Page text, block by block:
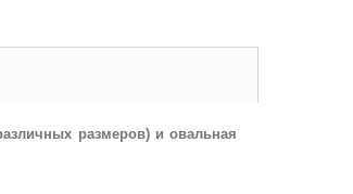
размеров) и овальная